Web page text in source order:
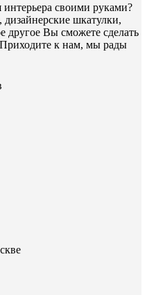
своими руками?
шкатулки,
другое Вы сможете сделать
к нам, мы рады